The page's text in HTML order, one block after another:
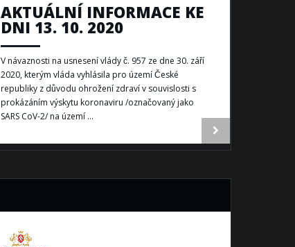
AKTUÁLNÍ INFORMACE KE
DNI 13. 10. 2020
V návaznosti na usnesení vlády č. 957 ze dne 30. září
2020, kterým vláda vyhlásila pro území České
republiky z důvodu ohrožení zdraví v souvislosti s
prokázáním výskytu koronaviru /označovaný jako
SARS CoV-2/ na území ...